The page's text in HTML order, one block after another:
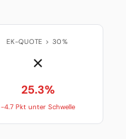
EK-QUOTE > 30%
✗
25.3%
-4.7 Pkt unter Schwelle